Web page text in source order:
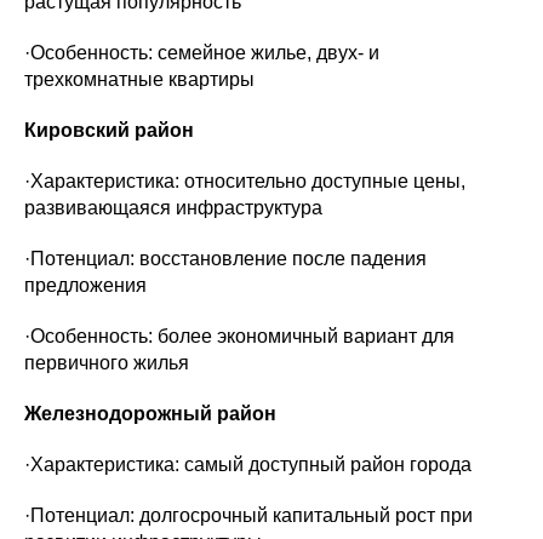
·Особенность: семейное жилье, двух- и
трехкомнатные квартиры
Кировский район
·Характеристика: относительно доступные цены,
развивающаяся инфраструктура
·Потенциал: восстановление после падения
предложения
·Особенность: более экономичный вариант для
первичного жилья
Железнодорожный район
·Характеристика: самый доступный район города
·Потенциал: долгосрочный капитальный рост при